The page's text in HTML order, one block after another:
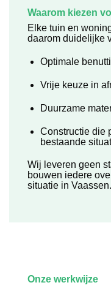
Waarom kiezen
Elke tuin en
daarom duidelijke
Optimale
Vrije keuze in
Duurzame
Constructie die
bestaande
Wij leveren geen
bouwen iedere
situatie in Vaassen.
Onze werkwijze